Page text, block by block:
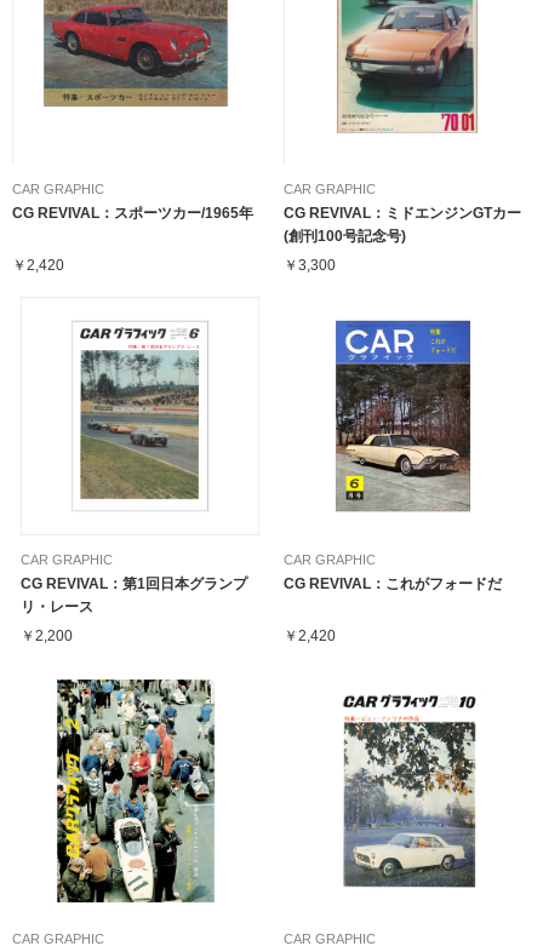
CAR GRAPHIC
CG REVIVAL：スポーツカー/1965年
￥2,420
CAR GRAPHIC
CG REVIVAL：ミドエンジンGTカー
(創刊100号記念号)
￥3,300
CAR GRAPHIC
CG REVIVAL：第1回日本グランプ
リ・レース
￥2,200
CAR GRAPHIC
CG REVIVAL：これがフォードだ
￥2,420
CAR GRAPHIC CAR GRAPHIC